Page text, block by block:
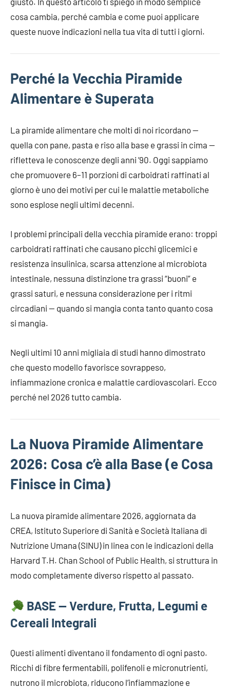
cosa cambia, perché cambia e come puoi applicare
queste nuove indicazioni nella tua vita di tutti i giorni.
Perché la Vecchia Piramide
Alimentare è Superata
La piramide alimentare che molti di noi ricordano —
quella con pane, pasta e riso alla base e grassi in cima —
rifletteva le conoscenze degli anni ’90. Oggi sappiamo
che promuovere 6–11 porzioni di carboidrati raffinati al
giorno è uno dei motivi per cui le malattie metaboliche
sono esplose negli ultimi decenni.
I problemi principali della vecchia piramide erano: troppi
carboidrati raffinati che causano picchi glicemici e
resistenza insulinica, scarsa attenzione al microbiota
intestinale, nessuna distinzione tra grassi “buoni” e
grassi saturi, e nessuna considerazione per i ritmi
circadiani — quando si mangia conta tanto quanto cosa
si mangia.
Negli ultimi 10 anni migliaia di studi hanno dimostrato
che questo modello favorisce sovrappeso,
infiammazione cronica e malattie cardiovascolari. Ecco
perché nel 2026 tutto cambia.
La Nuova Piramide Alimentare
2026: Cosa c’è alla Base (e Cosa
Finisce in Cima)
La nuova piramide alimentare 2026, aggiornata da
CREA, Istituto Superiore di Sanità e Società Italiana di
Nutrizione Umana (SINU) in linea con le indicazioni della
Harvard T.H. Chan School of Public Health, si struttura in
modo completamente diverso rispetto al passato.
BASE — Verdure, Frutta, Legumi e
Cereali Integrali
Questi alimenti diventano il fondamento di ogni pasto.
Ricchi di fibre fermentabili, polifenoli e micronutrienti,
nutrono il microbiota, riducono l’infiammazione e